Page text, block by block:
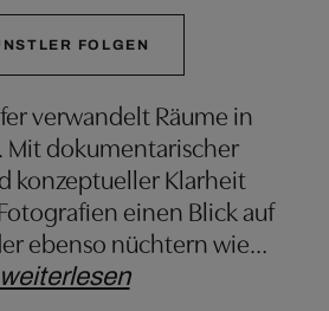
FOLGEN
verwandelt Räume in
Mit dokumentarischer
konzeptueller Klarheit
einen Blick auf
ebenso nüchtern wie…
weiterlesen